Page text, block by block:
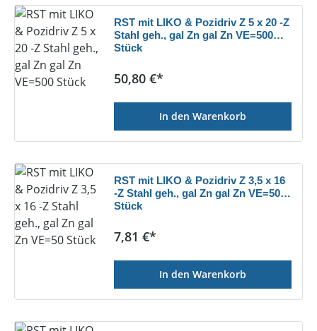
RST mit LIKO & Pozidriv Z 5 x 20 -Z
Stahl geh., gal Zn gal Zn VE=500
Stück
Regulärer Preis:
50,80 €*
In den Warenkorb
RST mit LIKO & Pozidriv Z 3,5 x 16
-Z Stahl geh., gal Zn gal Zn VE=50
Stück
Regulärer Preis:
7,81 €*
In den Warenkorb